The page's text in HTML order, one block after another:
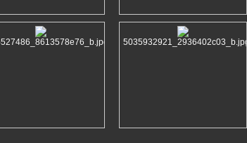
5035932921_2936402c03_b.jpg